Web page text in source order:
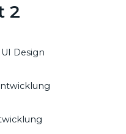
2
Design